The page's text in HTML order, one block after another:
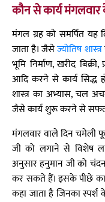
कौन से कार्य
मंगल ग्रह को समर्पित यह
जाता है। जैसेज्योतिष शास्त्र
भूमि निर्माण, खरीद
आदि करने से कार्य सिद्ध
शास्त्र का अभ्यास, चल
जैसे कार्य शुरू करने से
मंगलवार वाले दिन चमेली
जी को लगाने से विशेष
अनुसार हनुमान जी को
कर सकते हैं। इसके पीछे का
कहा जाता है जिनका